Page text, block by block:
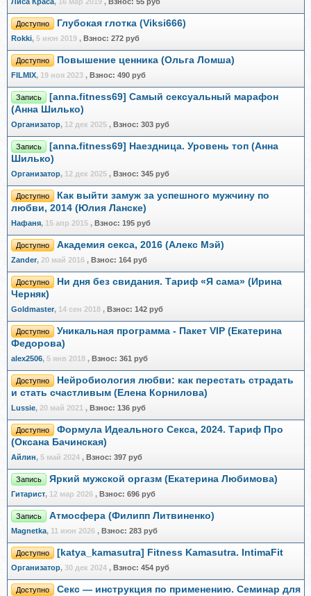
Доступно Глубокая глотка (Viksi666)
Rokki, 5 июн 2019 , Взнос: 272 руб
Доступно Повышение ценника (Ольга Ломша)
FILMIX, 19 ноя 2023 , Взнос: 490 руб
Запись
[anna.fitness69] Самый сексуальный марафон
(Анна Шилько)
Организатор, 12 дек 2025 , Взнос: 303 руб
Запись
[anna.fitness69] Наездница. Уровень топ (Анна
Шилько)
Организатор, 12 дек 2025 , Взнос: 345 руб
Доступно
Как выйти замуж за успешного мужчину по
любви, 2014 (Юлия Ланске)
Нафаня, 15 апр 2015 , Взнос: 195 руб
Доступно Академия секса, 2016 (Алекс Мэй)
Zander, 20 май 2016 , Взнос: 164 руб
Доступно
Ни дня без свидания. Тариф «Я сама» (Ирина
Черняк)
Goldmaster, 14 сен 2018 , Взнос: 142 руб
Доступно
Уникальная программа - Пакет VIP (Екатерина
Федорова)
alex2506, 5 янв 2018 , Взнос: 361 руб
Доступно
Нейробиология любви: как перестать страдать
и стать счастливым (Елена Корнилова)
Lussie, 20 май 2021 , Взнос: 136 руб
Доступно
Формула Идеального Секса, 2024. Тариф Про
(Оксана Бачинская)
Айлин, 5 май 2024 , Взнос: 397 руб
Запись Яркий мужской оргазм (Екатерина Любимова)
Гитарист, 12 мар 2026 , Взнос: 696 руб
Запись Атмосфера (Филипп Литвиненко)
Magnetka, 11 июн 2026 , Взнос: 283 руб
Доступно [katya_kamasutra] Fitness Kamasutra. IntimaFit
Организатор, 30 дек 2024 , Взнос: 454 руб
Доступно
Секс — инструкция по применению. Семинар для